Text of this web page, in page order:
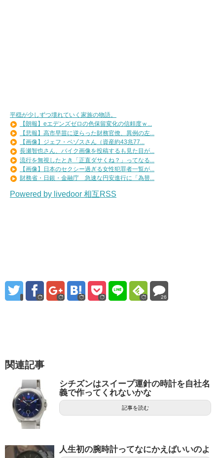
平穏が少しずつ壊れていく家族の物語。
【朗報】eエデンズゼロの色保留変化の信頼度ｗ...
【悲報】高市早苗に逆らった財務官僚、異例の左...
【画像】ジェフ・ベゾスさん（資産約43兆77...
長瀬智也さん、バイク画像を投稿するも見た目が...
流行を無視したとき「正直ダサくね？」ってなる...
【画像】日本のセクシー過ぎる女性犯罪者一覧が...
財務省・日銀・金融庁 急速な円安進行に「為替...
Powered by livedoor 相互RSS
26
関連記事
シチズンはスイープ運針の時計を自社名
義で作ってくれないかな
記事を読む
人生初の腕時計ってなにかえばいいのよ